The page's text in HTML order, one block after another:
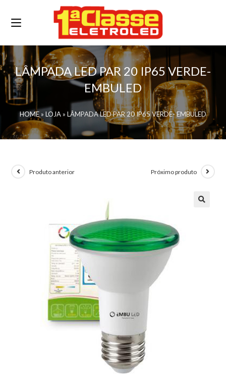
LÂMPADA LED PAR 20 IP65 VERDE-
EMBULED
HOME » LOJA » LÂMPADA LED PAR 20 IP65 VERDE- EMBULED
Produto anterior Próximo produto